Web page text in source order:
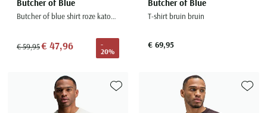
Butcher of Blue
Butcher of blue shirt roze katoen effen
€ 59,95€ 47,96
-
20%
Butcher of Blue
T-shirt bruin bruin
€ 69,95
Toevoegen aan favorieten